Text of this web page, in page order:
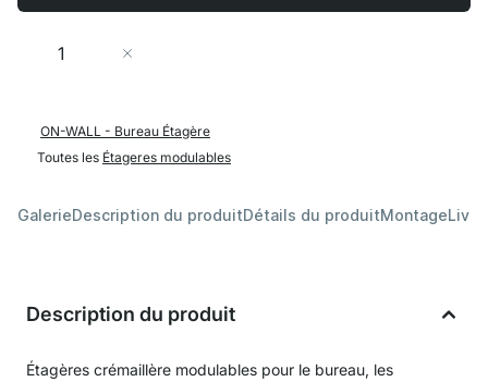
Quantité
ON-WALL - Bureau Étagère
Toutes les Étageres modulables
GalerieDescription du produitDétails du produitMontage
Description du produit
Étagères crémaillère modulables pour le bureau, les